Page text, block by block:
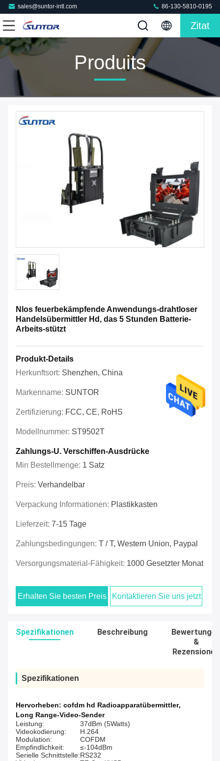
sales@suntor-intl.com 86-130-5810-0195
Zitat
Produits
Nlos feuerbekämpfende Anwendungs-drahtloser
Handelsübermittler Hd, das 5 Stunden Batterie-
Arbeits-stützt
Produkt-Details
Herkunftsort: Shenzhen, China
Markenname: SUNTOR
Zertifizierung: FCC, CE, RoHS
Modellnummer: ST9502T
Zahlungs-U. Verschiffen-Ausdrücke
Min Bestellmenge: 1 Satz
Preis: Verhandelbar
Verpackung Informationen: Plastikkasten
Lieferzeit: 7-15 Tage
Zahlungsbedingungen: T / T, Western Union, Paypal
Versorgungsmaterial-Fähigkeit: 1000 Gesetzter Monat
Erhalten Sie besten Preis Kontaktieren Sie uns jetzt
Spezifikationen Beschreibung
Bewertungen
&
Rezensionen
Spezifikationen
Hervorheben: cofdm hd Radioapparatübermittler,
Long Range-Video-Sender
Leistung:
37dBm (5Watts)
Videokodierung:
H.264
Modulation:
COFDM
Empfindlichkeit:
≤-104dBm
Serielle Schnittstelle:RS232